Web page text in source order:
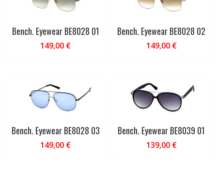
Bench. Eyewear BE8028 01
149,00 €
Bench. Eyewear BE8028 02
149,00 €
Bench. Eyewear BE8028 03
149,00 €
Bench. Eyewear BE8039 01
139,00 €